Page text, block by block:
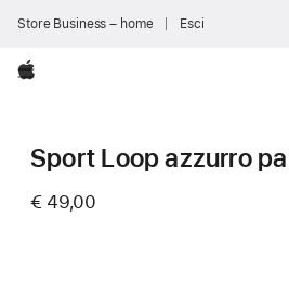
Store Business – home Esci
Apple
Sport Loop azzurro
€ 49,00